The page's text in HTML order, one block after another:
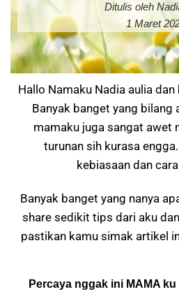
Ditulis oleh
1 Maret
Hallo Namaku Nadia aulia
Banyak banget yang bilang
mamaku juga sangat awet
turunan sih kurasa
kebiasaan dan
Banyak banget yang nanya
share sedikit tips dari aku
pastikan kamu simak artikel
Percaya nggak ini MAMA